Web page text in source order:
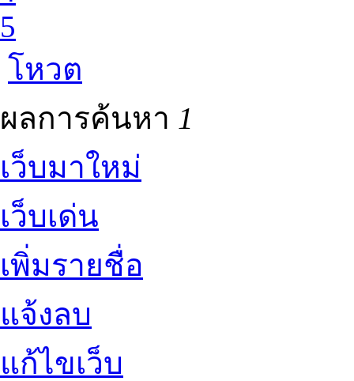
5
โหวต
ผลการค้นหา 1
เว็บมาใหม่
เว็บเด่น
เพิ่มรายชื่อ
แจ้งลบ
แก้ไขเว็บ